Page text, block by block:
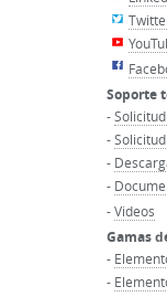
Soporte
-
-
-
-
-Videos
Gamas
-
-